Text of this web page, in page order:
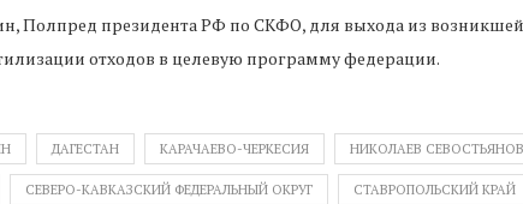
Полпред президента РФ по СКФО, для выхода из
отходов в целевую программу федерации.
ДАГЕСТАН КАРАЧАЕВО-ЧЕРКЕСИЯ НИКОЛАЕВ СЕВОСТЬЯНОВ
СЕВЕРО-КАВКАЗСКИЙ ФЕДЕРАЛЬНЫЙ ОКРУГ СТАВРОПОЛЬСКИЙ КРАЙ